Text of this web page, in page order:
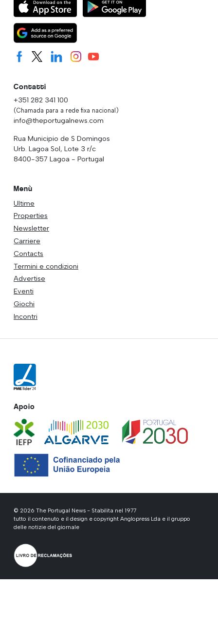
Contatti
+351 282 341 100
(Chamada para a rede fixa nacional)
info@theportugalnews.com
Rua Municipio de S Domingos
Urb. Lagoa Sol, Lote 3 r/c
8400-357 Lagoa - Portugal
Menù
Ultime
Properties
Newsletter
Carriere
Contacts
Termini e condizioni
Advertise
Eventi
Giochi
Incontri
Apoio
© 2026 The Portugal News - Stabilita nel 1977
tutto il contenuto e il design e copyright Anglopress Lda e il gruppo
delle notizie del giornale